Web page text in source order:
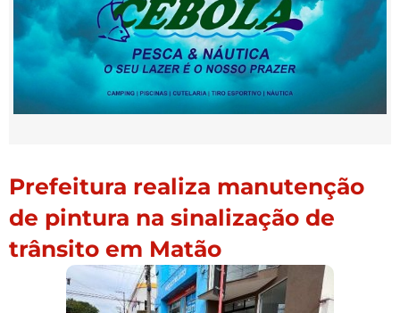
Prefeitura realiza manutenção
de pintura na sinalização de
trânsito em Matão